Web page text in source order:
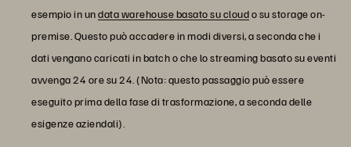
esempio in undata warehouse basato su cloudo su storage on-
premise. Questo può accadere in modi diversi, a seconda che i
dati vengano caricati in batch o che lo streaming basato su eventi
avvenga 24 ore su 24. (Nota: questo passaggio può essere
eseguito prima della fase di trasformazione, a seconda delle
esigenze aziendali).